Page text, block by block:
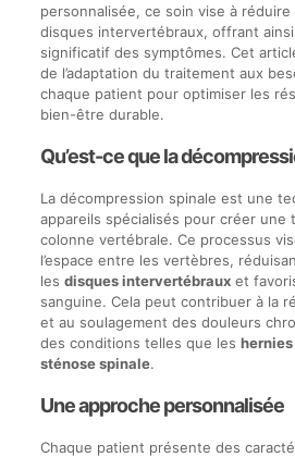
personnalisée, ce soin vise à
disques intervertébraux, offrant
significatif des symptômes. Cet
de l’adaptation du traitement aux
chaque patient pour optimiser les
bien-être durable.
Qu’est-ce que la
La décompression spinale est une
appareils spécialisés pour créer une
colonne vertébrale. Ce processus
l’espace entre les vertèbres,
les disques intervertébrauxet
sanguine. Cela peut contribuer à la
et au soulagement des douleurs
des conditions telles que les
sténose spinale.
Une approche personnalisée
Chaque patient présente des